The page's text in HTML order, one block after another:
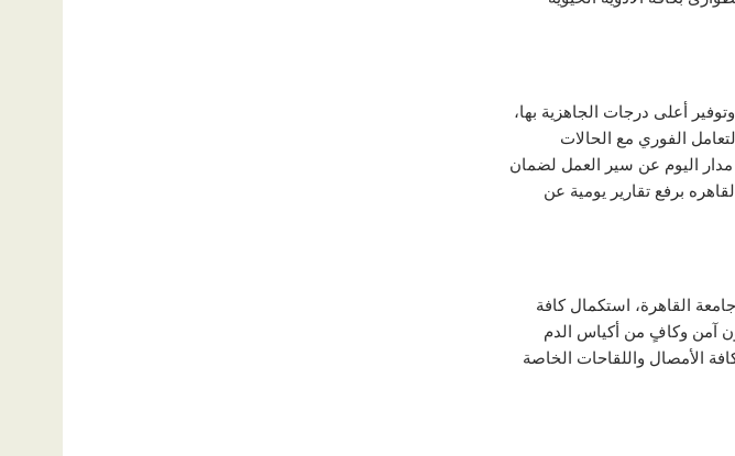
أعلى درجات الجاهزية بها،
الفوري مع الحالات
مدار اليوم عن سير العمل لضمان
برفع تقارير يومية عن
القاهرة، استكمال كافة
آمن وكافٍ من أكياس الدم
الأمصال واللقاحات الخاصة